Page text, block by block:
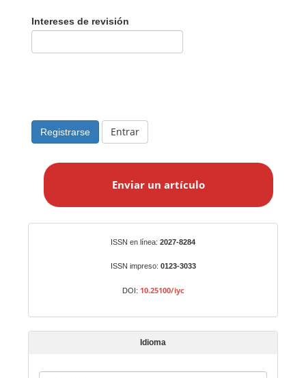
Intereses de revisión
Registrarse Entrar
a
t
í
Enviar un artículo
ISSN en línea: 2027-8284
ISSN impreso: 0123-3033
DOI: 10.25100/iyc
Idioma